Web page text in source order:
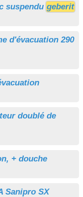
suspendu geberit
d'évacuation 290
doublé de
+ douche
Sanipro SX